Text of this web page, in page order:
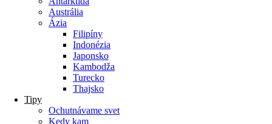
Austrália
Ázia
Filipíny
Indonézia
Japonsko
Kambodža
Turecko
Thajsko
Tipy
Ochutnávame svet
Kedy kam